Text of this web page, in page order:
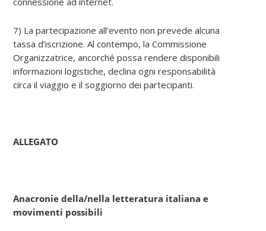
7) La partecipazione all’evento non prevede alcuna
tassa d’iscrizione. Al contempo, la Commissione
Organizzatrice, ancorché possa rendere disponibili
informazioni logistiche, declina ogni responsabilità
circa il viaggio e il soggiorno dei partecipanti.
ALLEGATO
Anacronie della/nella letteratura italiana e
movimenti possibili